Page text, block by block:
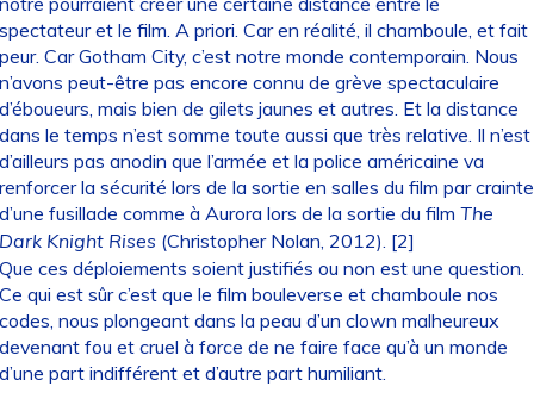
et le film. A priori. Car en réalité, il chamboule, et fait
Car Gotham City, c’est notre monde contemporain. Nous
peut-être pas encore connu de grève spectaculaire
mais bien de gilets jaunes et autres. Et la distance
le temps n’est somme toute aussi que très relative. Il n’est
pas anodin que l’armée et la police américaine va
la sécurité lors de la sortie en salles du film par crainte
fusillade comme à Aurora lors de la sortie du film The
Knight Rises (Christopher Nolan, 2012). [2]
ces déploiements soient justifiés ou non est une question.
qui est sûr c’est que le film bouleverse et chamboule nos
nous plongeant dans la peau d’un clown malheureux
fou et cruel à force de ne faire face qu’à un monde
part indifférent et d’autre part humiliant.